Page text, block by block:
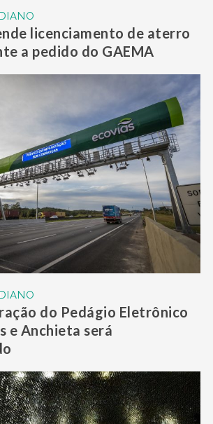
licenciamento de aterro
a pedido do GAEMA
do Pedágio Eletrônico
e Anchieta será